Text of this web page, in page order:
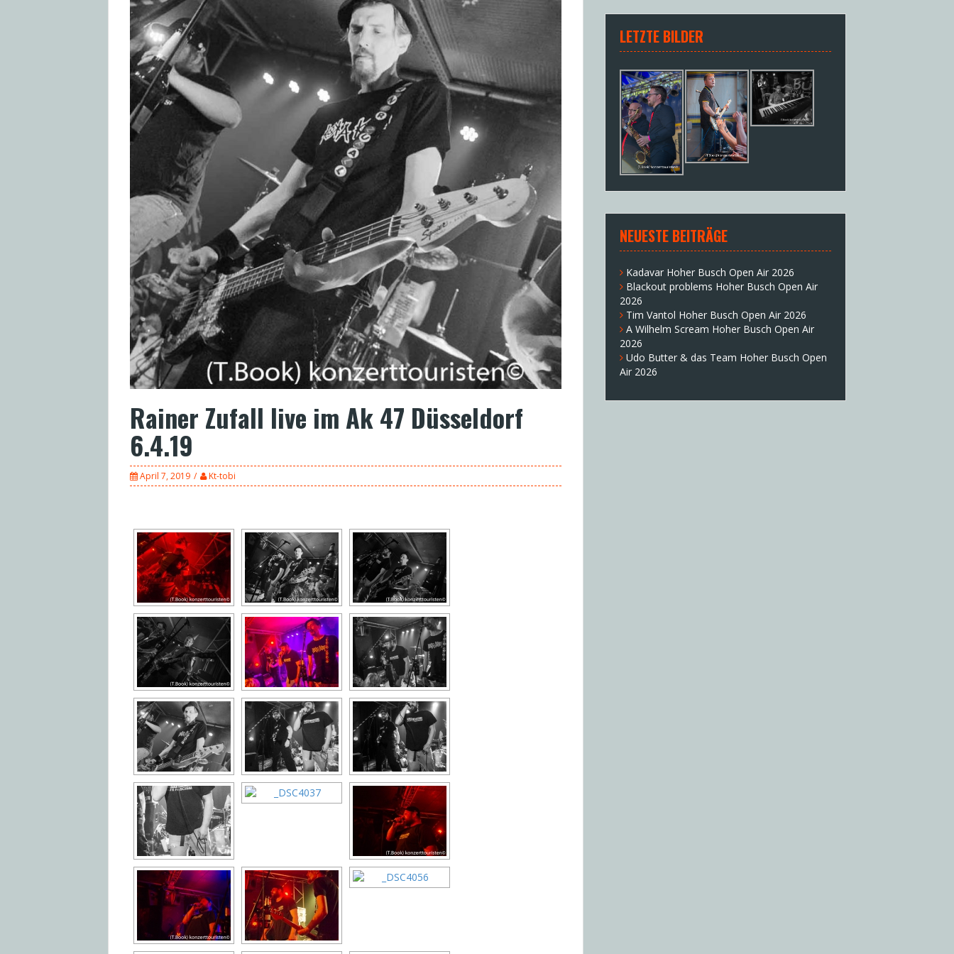
Rainer Zufall live im Ak 47 Düsseldorf
6.4.19
April 7, 2019 Kt-tobi
LETZTE BILDER
NEUESTE BEITRÄGE
Kadavar Hoher Busch Open Air 2026
Blackout problems Hoher Busch Open Air
2026
Tim Vantol Hoher Busch Open Air 2026
A Wilhelm Scream Hoher Busch Open Air
2026
Udo Butter & das Team Hoher Busch Open
Air 2026